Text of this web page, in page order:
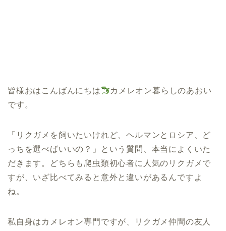
皆様おはこんばんにちは
カメレオン暮らしのあおい
です。
「リクガメを飼いたいけれど、ヘルマンとロシア、ど
っちを選べばいいの？」という質問、本当によくいた
だきます。どちらも爬虫類初心者に人気のリクガメで
すが、いざ比べてみると意外と違いがあるんですよ
ね。
私自身はカメレオン専門ですが、リクガメ仲間の友人